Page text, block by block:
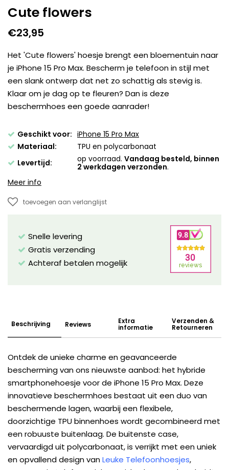
Cute flowers
€23,95
Het 'Cute flowers' hoesje brengt een bloementuin naar
je iPhone 15 Pro Max. Bescherm je telefoon in stijl met
een slank ontwerp dat net zo schattig als stevig is.
Klaar om je dag op te fleuren? Dan is deze
beschermhoes een goede aanrader!
Geschikt voor: iPhone 15 Pro Max
Materiaal:
TPU en polycarbonaat
Levertijd:
op voorraad. Vandaag besteld, binnen
2 werkdagen verzonden.
Meer info
toevoegen aan verlanglijst
Snelle levering
Gratis verzending
Achteraf betalen mogelijk
Beschrijving Reviews Extra
informatie
Verzenden &
Retourneren
Ontdek de unieke charme en geavanceerde
bescherming van ons nieuwste aanbod: het hybride
smartphonehoesje voor de iPhone 15 Pro Max. Deze
innovatieve beschermhoes bestaat uit een duo van
beschermende lagen, waarbij een flexibele,
doorzichtige TPU binnenhoes wordt gecombineerd met
een robuuste buitenlaag. De buitenste case,
vervaardigd uit polycarbonaat, is verrijkt met een uniek
en opvallend design vanLeuke Telefoonhoesjes,